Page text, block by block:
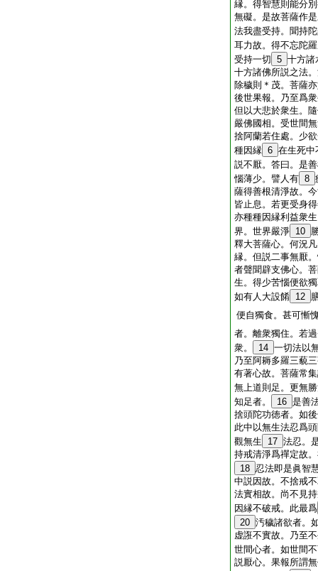
縁。得智慧則能分
無礙。是故菩薩作
法我盡受持。聞持
耳力故。得不忘陀
受持一切 5 十方諸
十方諸佛所説之法
除穢則＊茂。菩薩
後世果報。乃至爲
但以大悲於衆生。
嚴佛國相。受世間
捨阿蘭若住處。少
種因縁 6 在生死中
説不厭。答曰。是
惱薄少。譬人有 8
薩得善根清淨故。
皆止息。若更受身
亦種種因縁利益衆
界。世界嚴淨 10
釋大菩薩心。何況
縁。但説二事無厭
者聲聞辟支佛心。
生。得少苦惱便欲
如有人大設餚 12
便自獨食。甚可慚
者。離衆獨住。若
衆。
14 一切法以
乃至阿耨多羅三藐
有著心故。菩薩常
無上道則足。更無
知足者。
16 是善
捨頭陀功徳者。如
此中以無生法忍爲
觀無生
17 法忍。
持戒清淨爲禪定故
18 忍法即是眞智
中説因故。不捨戒
法實相故。尚不見
因縁不破戒。此最爲
20 汚穢諸欲者。
虚誑不實故。乃至
世間心者。如世間
説厭心。果報所謂